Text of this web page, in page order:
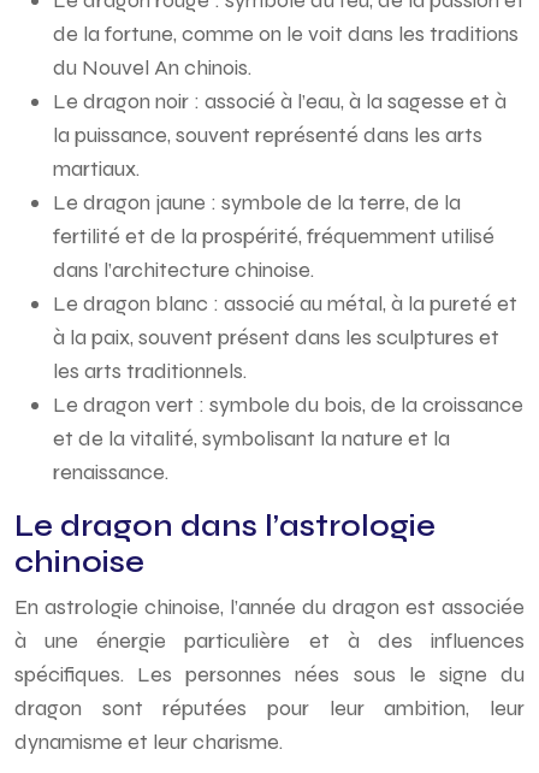
de la fortune, comme on le voit dans les traditions
du Nouvel An chinois.
Le dragon noir : associé à l’eau, à la sagesse et à
la puissance, souvent représenté dans les arts
martiaux.
Le dragon jaune : symbole de la terre, de la
fertilité et de la prospérité, fréquemment utilisé
dans l’architecture chinoise.
Le dragon blanc : associé au métal, à la pureté et
à la paix, souvent présent dans les sculptures et
les arts traditionnels.
Le dragon vert : symbole du bois, de la croissance
et de la vitalité, symbolisant la nature et la
renaissance.
Le dragon dans l’astrologie
chinoise
En astrologie chinoise, l’année du dragon est associée
à une énergie particulière et à des influences
spécifiques. Les personnes nées sous le signe du
dragon sont réputées pour leur ambition, leur
dynamisme et leur charisme.